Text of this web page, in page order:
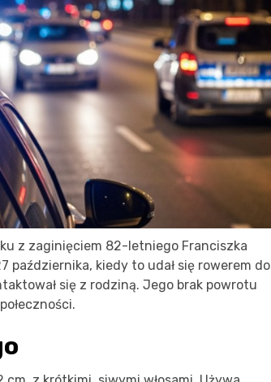
z zaginięciem 82-letniego Franciszka
października, kiedy to udał się rowerem do
się z rodziną. Jego brak powrotu